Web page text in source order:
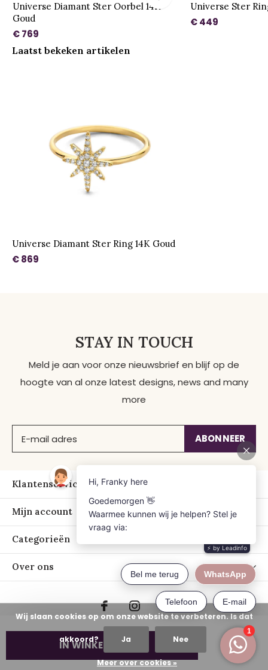
IN WINKELWAGEN
Universe Diamant Ster Oorbel 14K
Goud
€ 769
Universe Ster
€ 449
Laatst bekeken artikelen
Universe Diamant Ster Ring 14K Goud
€ 869
STAY IN TOUCH
Meld je aan voor onze nieuwsbrief en blijf op de
hoogte van al onze latest designs, news and many
more
ABONNEER
Klantenservice
Mijn account
Categorieën
Over ons
© Copyright2026- Just Franky
Wij slaan cookies op om onze website te verbeteren. Is dat
akkoord? Ja Nee
Meer over cookies »